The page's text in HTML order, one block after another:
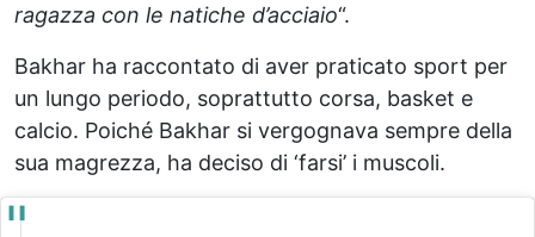
ragazza con le natiche d’acciaio“.
Bakhar ha raccontato di aver praticato sport per
un lungo periodo, soprattutto corsa, basket e
calcio. Poiché Bakhar si vergognava sempre della
sua magrezza, ha deciso di ‘farsi’ i muscoli.